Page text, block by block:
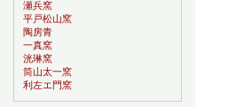
瀬兵窯
平戸松山窯
陶房青
一真窯
洸琳窯
筒山太一窯
利左エ門窯